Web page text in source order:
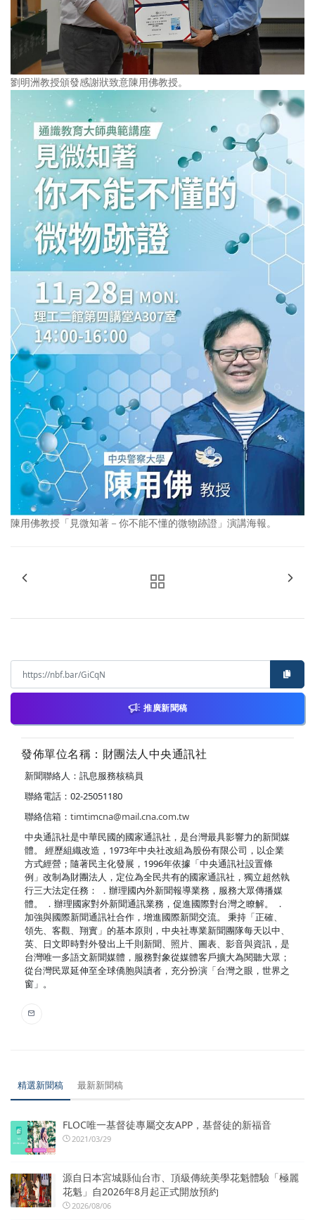
劉明洲教授頒發感謝狀致意陳用佛教授。
陳用佛教授「見微知著－你不能不懂的微物跡證」演講海報。
推廣新聞稿
發佈單位名稱：財團法人中央通訊社
新聞聯絡人：訊息服務核稿員
聯絡電話：02-25051180
聯絡信箱： timtimcna@mail.cna.com.tw
中央通訊社是中華民國的國家通訊社，是台灣最具影響力的新聞媒
體。 經歷組織改造，1973年中央社改組為股份有限公司，以企業
方式經營；隨著民主化發展，1996年依據「中央通訊社設置條
例」改制為財團法人，定位為全民共有的國家通訊社，獨立超然執
行三大法定任務： ．辦理國內外新聞報導業務，服務大眾傳播媒
體。 ．辦理國家對外新聞通訊業務，促進國際對台灣之瞭解。 ．
加強與國際新聞通訊社合作，增進國際新聞交流。 秉持「正確、
領先、客觀、翔實」的基本原則，中央社專業新聞團隊每天以中、
英、日文即時對外發出上千則新聞、照片、圖表、影音與資訊，是
台灣唯一多語文新聞媒體，服務對象從媒體客戶擴大為閱聽大眾；
從台灣民眾延伸至全球僑胞與讀者，充分扮演「台灣之眼，世界之
窗」。
精選新聞稿 最新新聞稿
FLOC唯一基督徒專屬交友APP，基督徒的新福音
2021/03/29
源自日本宮城縣仙台市、頂級傳統美學花魁體驗「極麗
花魁」自2026年8月起正式開放預約
2026/08/06